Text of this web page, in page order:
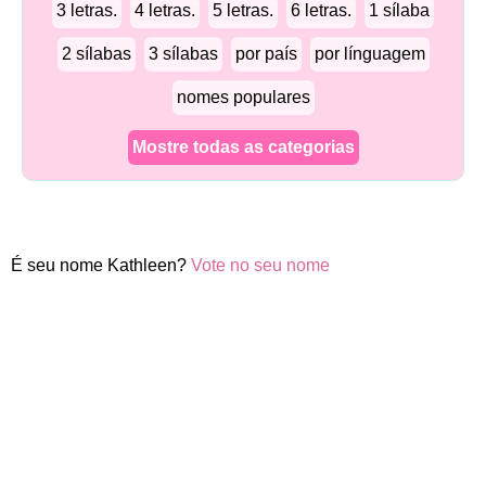
3 letras. 4 letras. 5 letras. 6 letras. 1 sílaba
2 sílabas 3 sílabas por país por línguagem
nomes populares
Mostre todas as categorias
É seu nome Kathleen? Vote no seu nome